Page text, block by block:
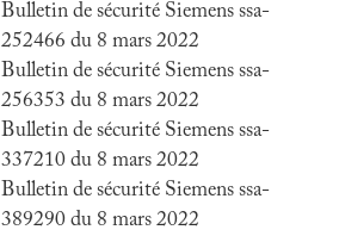
Bulletin de sécurité Siemens ssa-
252466 du 8 mars 2022
Bulletin de sécurité Siemens ssa-
256353 du 8 mars 2022
Bulletin de sécurité Siemens ssa-
337210 du 8 mars 2022
Bulletin de sécurité Siemens ssa-
389290 du 8 mars 2022